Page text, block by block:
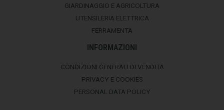
GIARDINAGGIO E AGRICOLTURA
UTENSILERIA ELETTRICA
FERRAMENTA
INFORMAZIONI
CONDIZIONI GENERALI DI VENDITA
PRIVACY E COOKIES
PERSONAL DATA POLICY